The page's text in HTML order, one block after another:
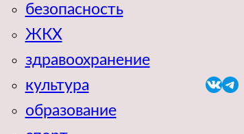
безопасность
ЖКХ
здравоохранение
культура
образование
VK